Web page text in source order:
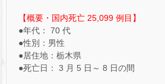
【概要・国内死亡 25,099 例目】
●年代： 70 代
●性別：男性
●居住地：栃木県
●死亡日： 3 月 5 日～ 8 日の間